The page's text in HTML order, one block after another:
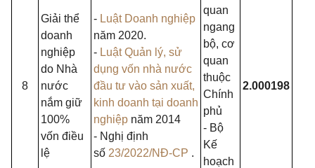
8
Giải thể
doanh
nghiệp
do Nhà
nước
nắm giữ
100%
vốn điều
lệ
- Luật Doanh nghiệp
năm 2020.
- Luật Quản lý, sử
dụng vốn nhà nước
đầu tư vào sản xuất,
kinh doanh tại doanh
nghiệp năm 2014
- Nghị định
số 23/2022/NĐ-CP .
quan
ngang
bộ, cơ
quan
thuộc
Chính
phủ
- Bộ
Kế
hoạch
2.000198